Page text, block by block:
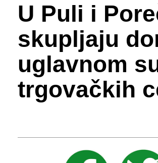
U Puli i
skupljaju
uglavnom
trgovačkih